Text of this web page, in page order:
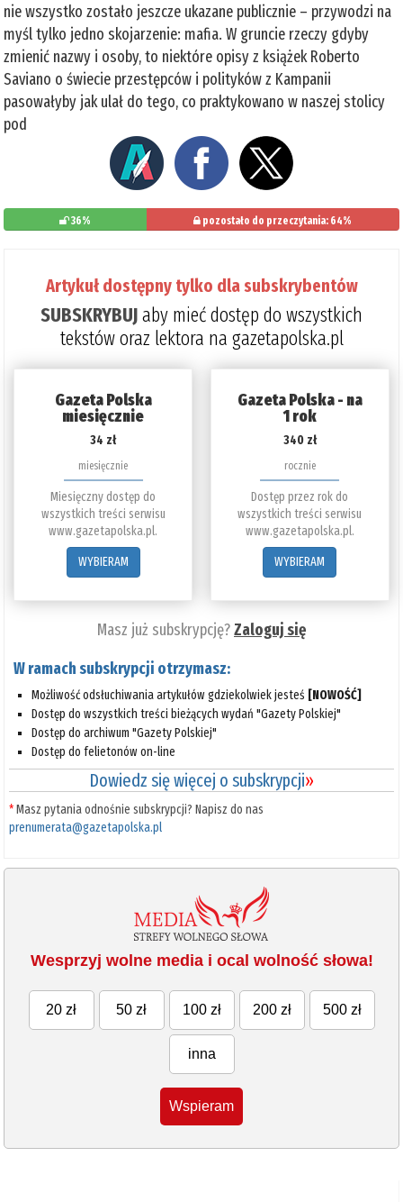
nie wszystko zostało jeszcze ukazane publicznie – przywodzi na
myśl tylko jedno skojarzenie: mafia. W gruncie rzeczy gdyby
zmienić nazwy i osoby, to niektóre opisy z książek Roberto
Saviano o świecie przestępców i polityków z Kampanii
pasowałyby jak ulał do tego, co praktykowano w naszej stolicy
pod
36% pozostało do przeczytania: 64%
Artykuł dostępny tylko dla subskrybentów
SUBSKRYBUJaby mieć dostęp do wszystkich
tekstów oraz lektora na gazetapolska.pl
Gazeta Polska
miesięcznie
34 zł
miesięcznie
Miesięczny dostęp do
wszystkich treści serwisu
www.gazetapolska.pl.
WYBIERAM
Gazeta Polska - na
1 rok
340 zł
rocznie
Dostęp przez rok do
wszystkich treści serwisu
www.gazetapolska.pl.
WYBIERAM
Masz już subskrypcję?Zaloguj się
W ramach subskrypcji otrzymasz:
Możliwość odsłuchiwania artykułów gdziekolwiek jesteś [NOWOŚĆ]
Dostęp do wszystkich treści bieżących wydań "Gazety Polskiej"
Dostęp do archiwum "Gazety Polskiej"
Dostęp do felietonów on-line
Dowiedz się więcej o subskrypcji»
*Masz pytania odnośnie subskrypcji? Napisz do nas
prenumerata@gazetapolska.pl
Wesprzyj wolne media i ocal wolność słowa!
20 zł 50 zł 100 zł 200 zł 500 zł
inna
Wspieram